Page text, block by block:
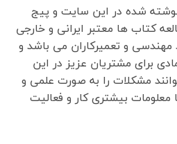
شده در این سایت و پیج
کتاب ها معتبر ایرانی و خارجی
و تعمیرکاران می باشد و
برای مشتریان عزیز در این
مشکلات را به صورت علمی و
بیشتری کار و فعالیت